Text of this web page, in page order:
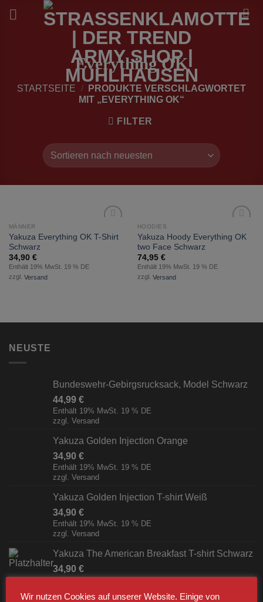
Inhalt
Everything OK
STARTSEITE /
PRODUKTE VERSCHLAGWORTET
MIT „EVERYTHING OK“
FILTER
Wunschliste
MÄNNER
Yakuza Everything OK T-Shirt
Schwarz
34,90 €
Enthält 19% MwSt. 19 % DE
zzgl. Versand
Wunschliste
HOODIES
Yakuza Hoody Everything OK
two Face Schwarz
74,95 €
Enthält 19% MwSt. 19 % DE
zzgl. Versand
NEUSTE
Bundeswehr-Gebirgsrucksack, Model Schwarz
44,99 €
Enthält 19% MwSt. 19 % DE
zzgl. Versand
Yakuza Golden Injection Orange
34,90 €
Enthält 19% MwSt. 19 % DE
zzgl. Versand
Yakuza Golden Injection T-shirt Weiß
34,90 €
Enthält 19% MwSt. 19 % DE
zzgl. Versand
Yakuza The American Breakfast T-shirt Schwarz
34,90 €
Enthält 19% MwSt. 19 % DE
Wir nutzen Cookies auf unserer Website. Einige von